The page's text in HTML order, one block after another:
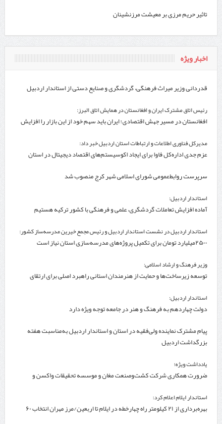
تاثیر حریم مرزی بر معیشت مرزنشینان
اخبار ویژه
قدردانی وزیر میراث فرهنگی، گردشگری و صنایع دستی از استاندار اردبیل
رئیس اتاق مشترک ایران و افغانستان در همایش اتاق البرز:
افغانستان در مسیر جهش اقتصادی؛ ایران باید سهم خود از این بازار را افزایش
مدیرکل فناوری اطلاعات و ارتباطات استان اردبیل خبر داد:
عزم جدی اداره‌کل فاوا برای ایجاد اکوسیستم‌های اقتصاد دیجیتال در استان
سرپرست روابط‌عمومی شورای اسلامی شهر کرج منصوب شد
استاندار اردبیل:
آماده افزایش تعاملات گردشگری، علمی و فرهنگی با کشور ترکیه هستیم
استاندار اردبیل در نشست استاندار اردبیل و رئیس مجمع خیرین مدرسه‌ساز کشور:
۲۵۰۰میلیارد تومان برای تکمیل پروژه‌های مدرسه‌سازی استان نیاز است
وزیر فرهنگ و ارشاد اسلامی:
توسعه زیرساخت‌ها و حمایت از هنرمندان استانی راهبرد اصلی برای ارتقای
استاندار اردبیل:
دولت چهاردهم به فرهنگ و هنر در جامعه توجه ویژه دارد
پیام مشترک نماینده ولی‌فقیه در استان و استاندار اردبیل به‌مناسبت هفته
بزرگداشت اردبیل
یادداشت ویژه؛
ضرورت همکاری شرکت کشت‌وصنعت مغان و موسسه تحقیقات واکسن و
استاندار ایلام اعلام کرد:
بهره‌برداری از ۲۱ کیلومتر راه چهارخطه در ایلام تا اربعین/مرز مهران انتخاب ۶۰